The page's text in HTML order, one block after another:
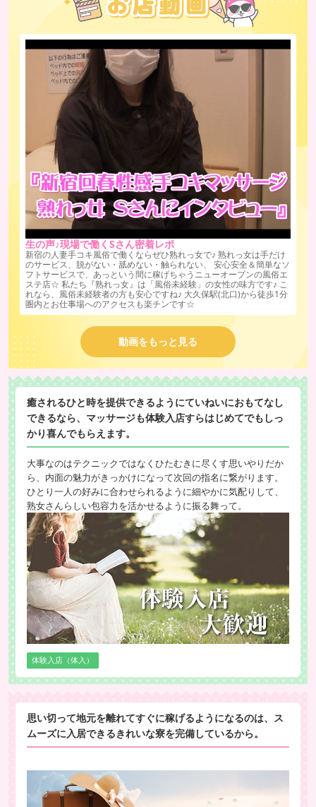
生の声♪現場で働くSさん密着レポ
新宿の人妻手コキ風俗で働くならぜひ熟れっ女で♪ 熟れっ女は手だけ
のサービス、脱がない・舐めない・触られない、 安心安全＆簡単なソ
フトサービスで、あっという間に稼げちゃうニューオープンの風俗エ
ステ店☆ 私たち『熟れっ女』は「風俗未経験」の女性の味方です♪ こ
れなら、風俗未経験者の方も安心ですね♪ 大久保駅(北口)から徒歩1分
圏内とお仕事場へのアクセスも楽チンです☆
動画をもっと見る
癒されるひと時を提供できるようにていねいにおもてなし
できるなら、マッサージも体験入店すらはじめてでもしっ
かり喜んでもらえます。
大事なのはテクニックではなくひたむきに尽くす思いやりだか
ら、内面の魅力がきっかけになって次回の指名に繋がります。
ひとり一人の好みに合わせられるように細やかに気配りして、
熟女さんらしい包容力を活かせるように振る舞って。
体験入店（体入）
思い切って地元を離れてすぐに稼げるようになるのは、ス
ムーズに入居できるきれいな寮を完備しているから。